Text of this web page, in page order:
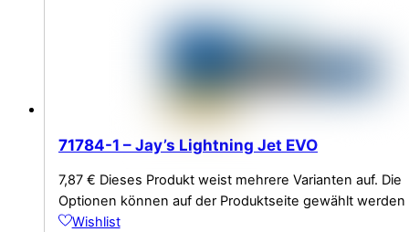
71784-1 – Jay’s Lightning Jet EVO
7,87 € Dieses Produkt weist mehrere Varianten auf. Die
Optionen können auf der Produktseite gewählt werden
Wishlist